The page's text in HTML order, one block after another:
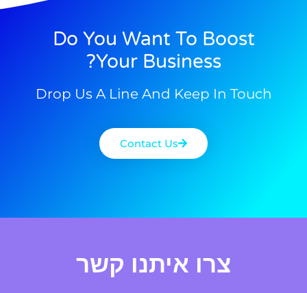
Do You Want To Boost
Your Business?
Drop Us A Line And Keep In Touch
Contact Us
צרו איתנו קשר